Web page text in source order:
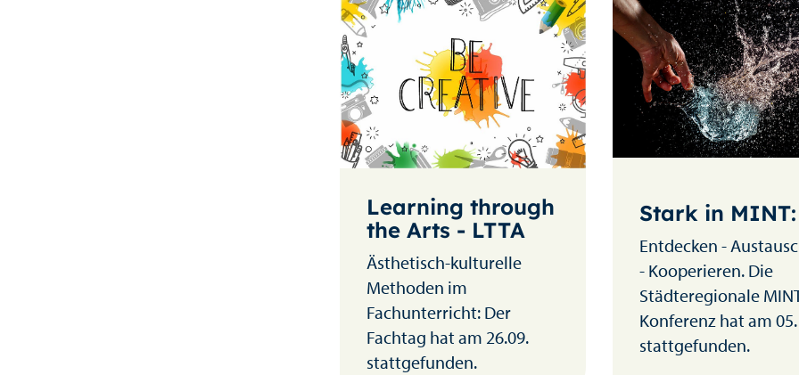
Learning through
the Arts - LTTA
Ästhetisch-kulturelle
Methoden im
Fachunterricht: Der
Fachtag hat am 26.09.
stattgefunden.
Stark in MINT:
Entdecken -
- Kooperieren. Die
Städteregionale
Konferenz hat am
stattgefunden.